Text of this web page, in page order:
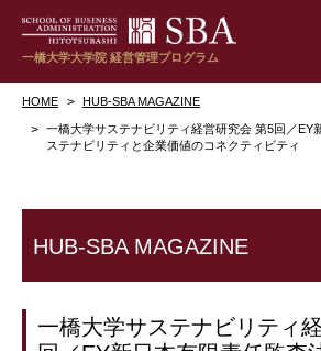
一橋大学大学院 経営管理プログラム
HOME HUB-SBA MAGAZINE
一橋大学サステナビリティ経営研究会 第5回／
ステナビリティと企業価値のコネクティビティ
HUB-SBA MAGAZINE
一橋大学サステナビリティ